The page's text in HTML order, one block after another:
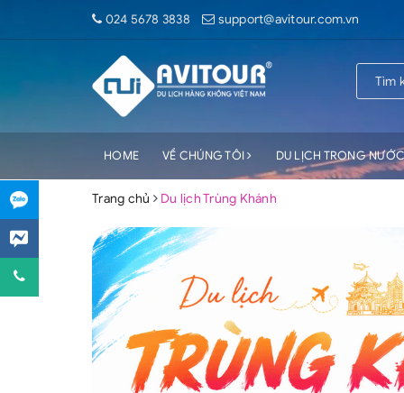
024 5678 3838 support@avitour.com.vn
HOME VỀ CHÚNG TÔI DU LỊCH TRONG
Trang chủ Du lịch Trùng Khánh